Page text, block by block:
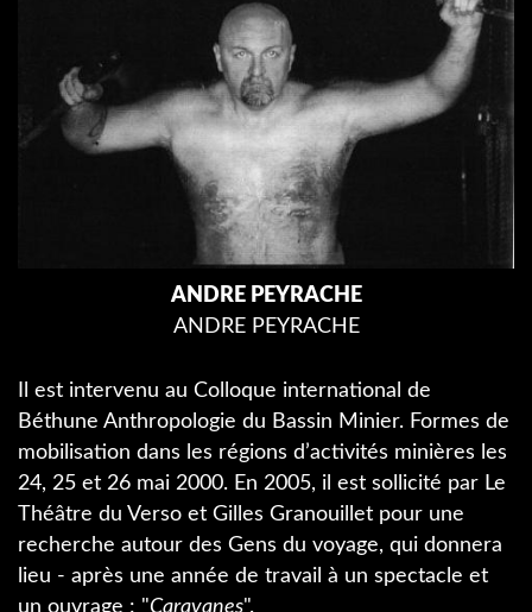
ANDRE PEYRACHE
ANDRE PEYRACHE
Il est intervenu au Colloque international de
Béthune Anthropologie du Bassin Minier. Formes de
mobilisation dans les régions d’activités minières les
24, 25 et 26 mai 2000. En 2005, il est sollicité par Le
Théâtre du Verso et Gilles Granouillet pour une
recherche autour des Gens du voyage, qui donnera
lieu - après une année de travail à un spectacle et
un ouvrage : "Caravanes".